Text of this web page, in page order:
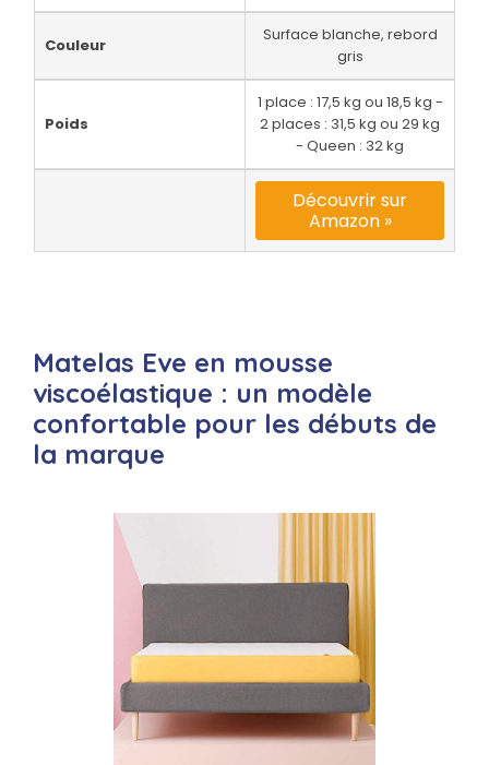
Couleur
Surface blanche, rebord
gris
Poids
1 place : 17,5 kg ou 18,5 kg -
2 places : 31,5 kg ou 29 kg
- Queen : 32 kg
Découvrir sur
Amazon »
Matelas Eve en mousse
viscoélastique : un modèle
confortable pour les débuts de
la marque